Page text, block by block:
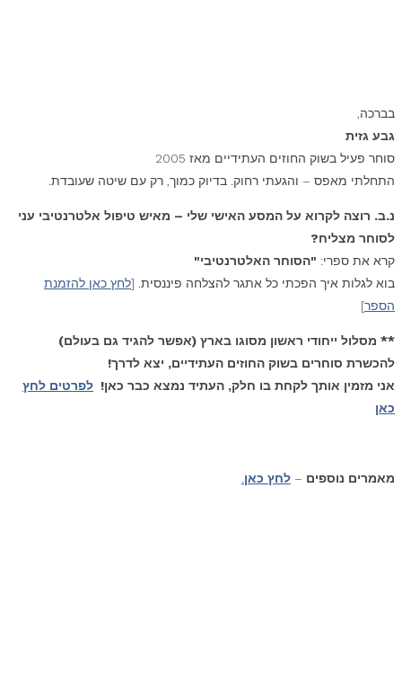
בברכה,
גבע גזית
סוחר פעיל בשוק החוזים העתידיים מאז 2005
התחלתי מאפס – והגעתי רחוק. בדיוק כמוך, רק עם שיטה שעובדת.
נ.ב. רוצה לקרוא על המסע האישי שלי – מאיש טיפול אלטרנטיבי עני
לסוחר מצליח?
קרא את ספרי: "הסוחר האלטרנטיבי"
בוא לגלות איך הפכתי כל אתגר להצלחה פיננסית. [לחץ כאן להזמנת
הספר]
** מסלול ייחודי ראשון מסוגו בארץ (אפשר להגיד גם בעולם)
להכשרת סוחרים בשוק החוזים העתידיים, יצא לדרך!
אני מזמין אותך לקחת בו חלק, העתיד נמצא כבר כאן! לפרטים לחץ
כאן
מאמרים נוספים – לחץ כאן.